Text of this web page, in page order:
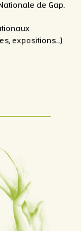
de Gap.
expositions…)